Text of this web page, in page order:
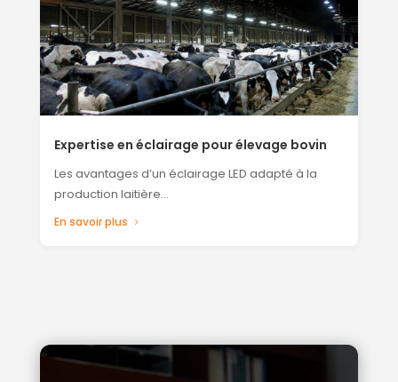
Expertise en éclairage pour élevage bovin
Les avantages d’un éclairage LED adapté à la
production laitière…
En savoir plus